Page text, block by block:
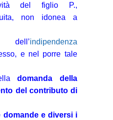
del figlio P.,
non idonea a
dell’indipendenza
e nel porre tale
domanda della
del contributo di
domande e diversi i